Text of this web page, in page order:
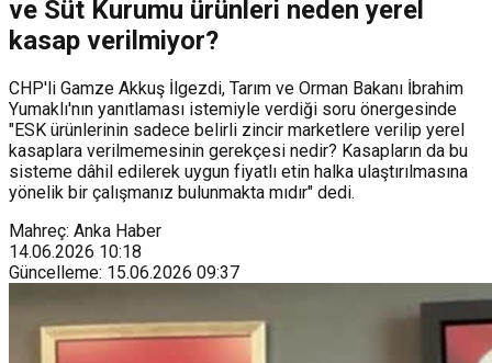
ve Süt Kurumu ürünleri neden yerel
kasap verilmiyor?
CHP'li Gamze Akkuş İlgezdi, Tarım ve Orman Bakanı İbrahim
Yumaklı'nın yanıtlaması istemiyle verdiği soru önergesinde
"ESK ürünlerinin sadece belirli zincir marketlere verilip yerel
kasaplara verilmemesinin gerekçesi nedir? Kasapların da bu
sisteme dâhil edilerek uygun fiyatlı etin halka ulaştırılmasına
yönelik bir çalışmanız bulunmakta mıdır" dedi.
Mahreç: Anka Haber
14.06.2026 10:18
Güncelleme: 15.06.2026 09:37